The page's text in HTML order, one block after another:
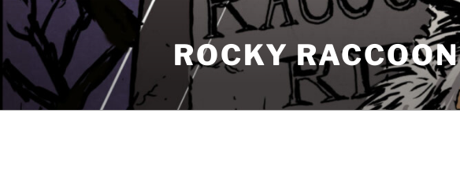
Pular
para
conteúdo
ROCKY RACCOON